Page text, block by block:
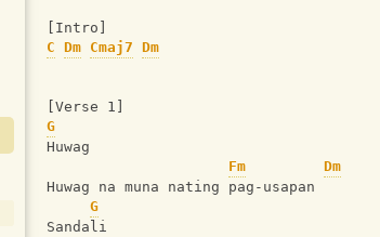
[Intro]
C Dm Cmaj7 Dm
[Verse 1]
G
Huwag
Fm
Dm
Huwag na muna nating pag-usapan
G
Sandali